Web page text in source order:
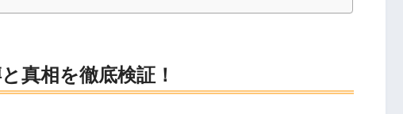
真相を徹底検証！